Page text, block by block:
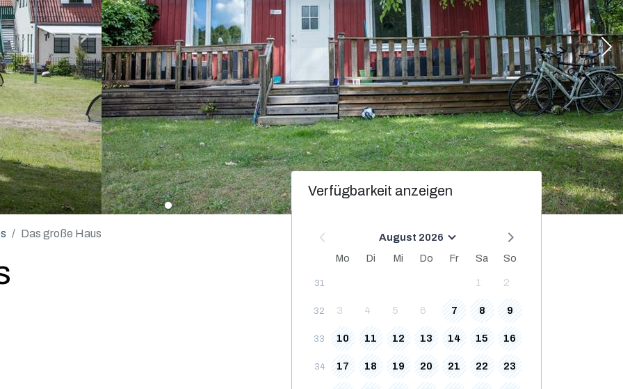
Das große Haus
Verfügbarkeit anzeigen
August 2026
Mo
Di Mi Do Fr Sa So
31 1 2
32 3 4 5 6 7 8 9
33 10 11 12 13 14 15 16
34 17 18 19 20 21 22 23